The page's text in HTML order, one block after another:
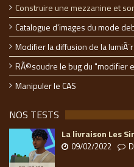
Construire une mezzanine et
Catalogue d'images du mode
Modifier la diffusion de la
RÃ©soudre le bug du "modifier
Manipuler le CAS
NOS TESTS
La livraison Les
09/02/2022